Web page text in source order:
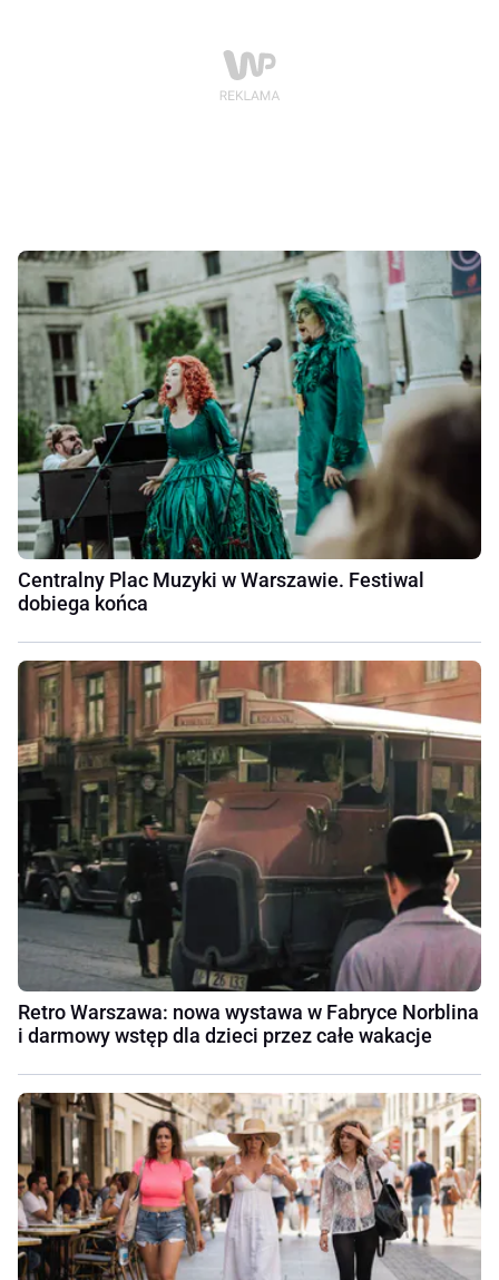
Centralny Plac Muzyki w Warszawie. Festiwal
dobiega końca
Retro Warszawa: nowa wystawa w Fabryce Norblina
i darmowy wstęp dla dzieci przez całe wakacje